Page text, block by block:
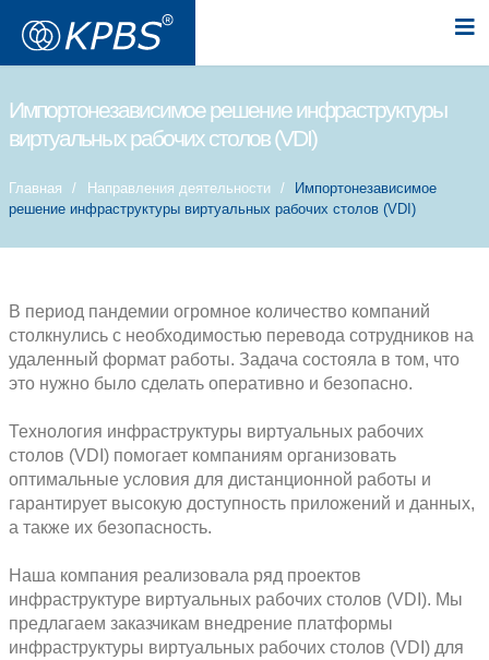
виртуальных рабочих столов (VDI)
решение инфраструктуры виртуальных
В период пандемии огромное
столкнулись с необходимостью
удаленный формат работы. Задача
это нужно было сделать оперативно и
Технология инфраструктуры